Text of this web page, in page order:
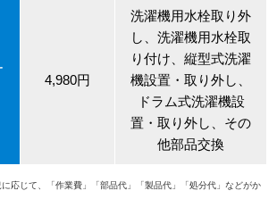
4,980円
洗濯機用水栓取り外
し、洗濯機用水栓取
り付け、縦型式洗濯
機設置・取り外し、
ドラム式洗濯機設
置・取り外し、その
他部品交換
応じて、「作業費」「部品代」「製品代」「処分代」などがか